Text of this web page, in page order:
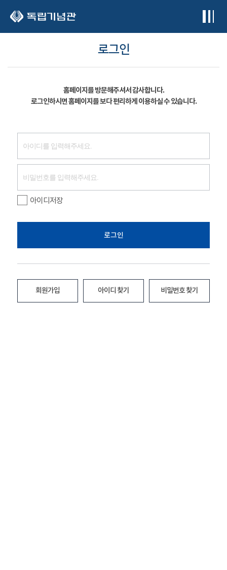
로그인
홈페이지를 방문해주셔서 감사합니다.
로그인하시면 홈페이지를 보다 편리하게 이용하실 수 있습니다.
아이디저장
로그인
회원가입 아이디 찾기 비밀번호 찾기